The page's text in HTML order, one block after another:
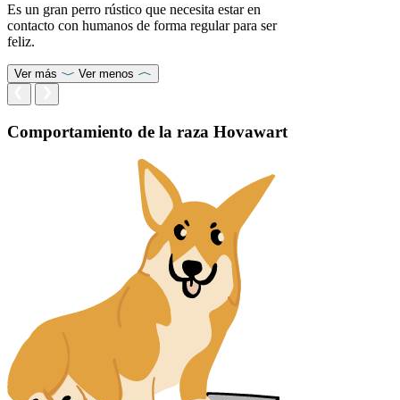
Es un gran perro rústico que necesita estar en
contacto con humanos de forma regular para ser
feliz.
Ver más Ver menos
Comportamiento de la raza Hovawart